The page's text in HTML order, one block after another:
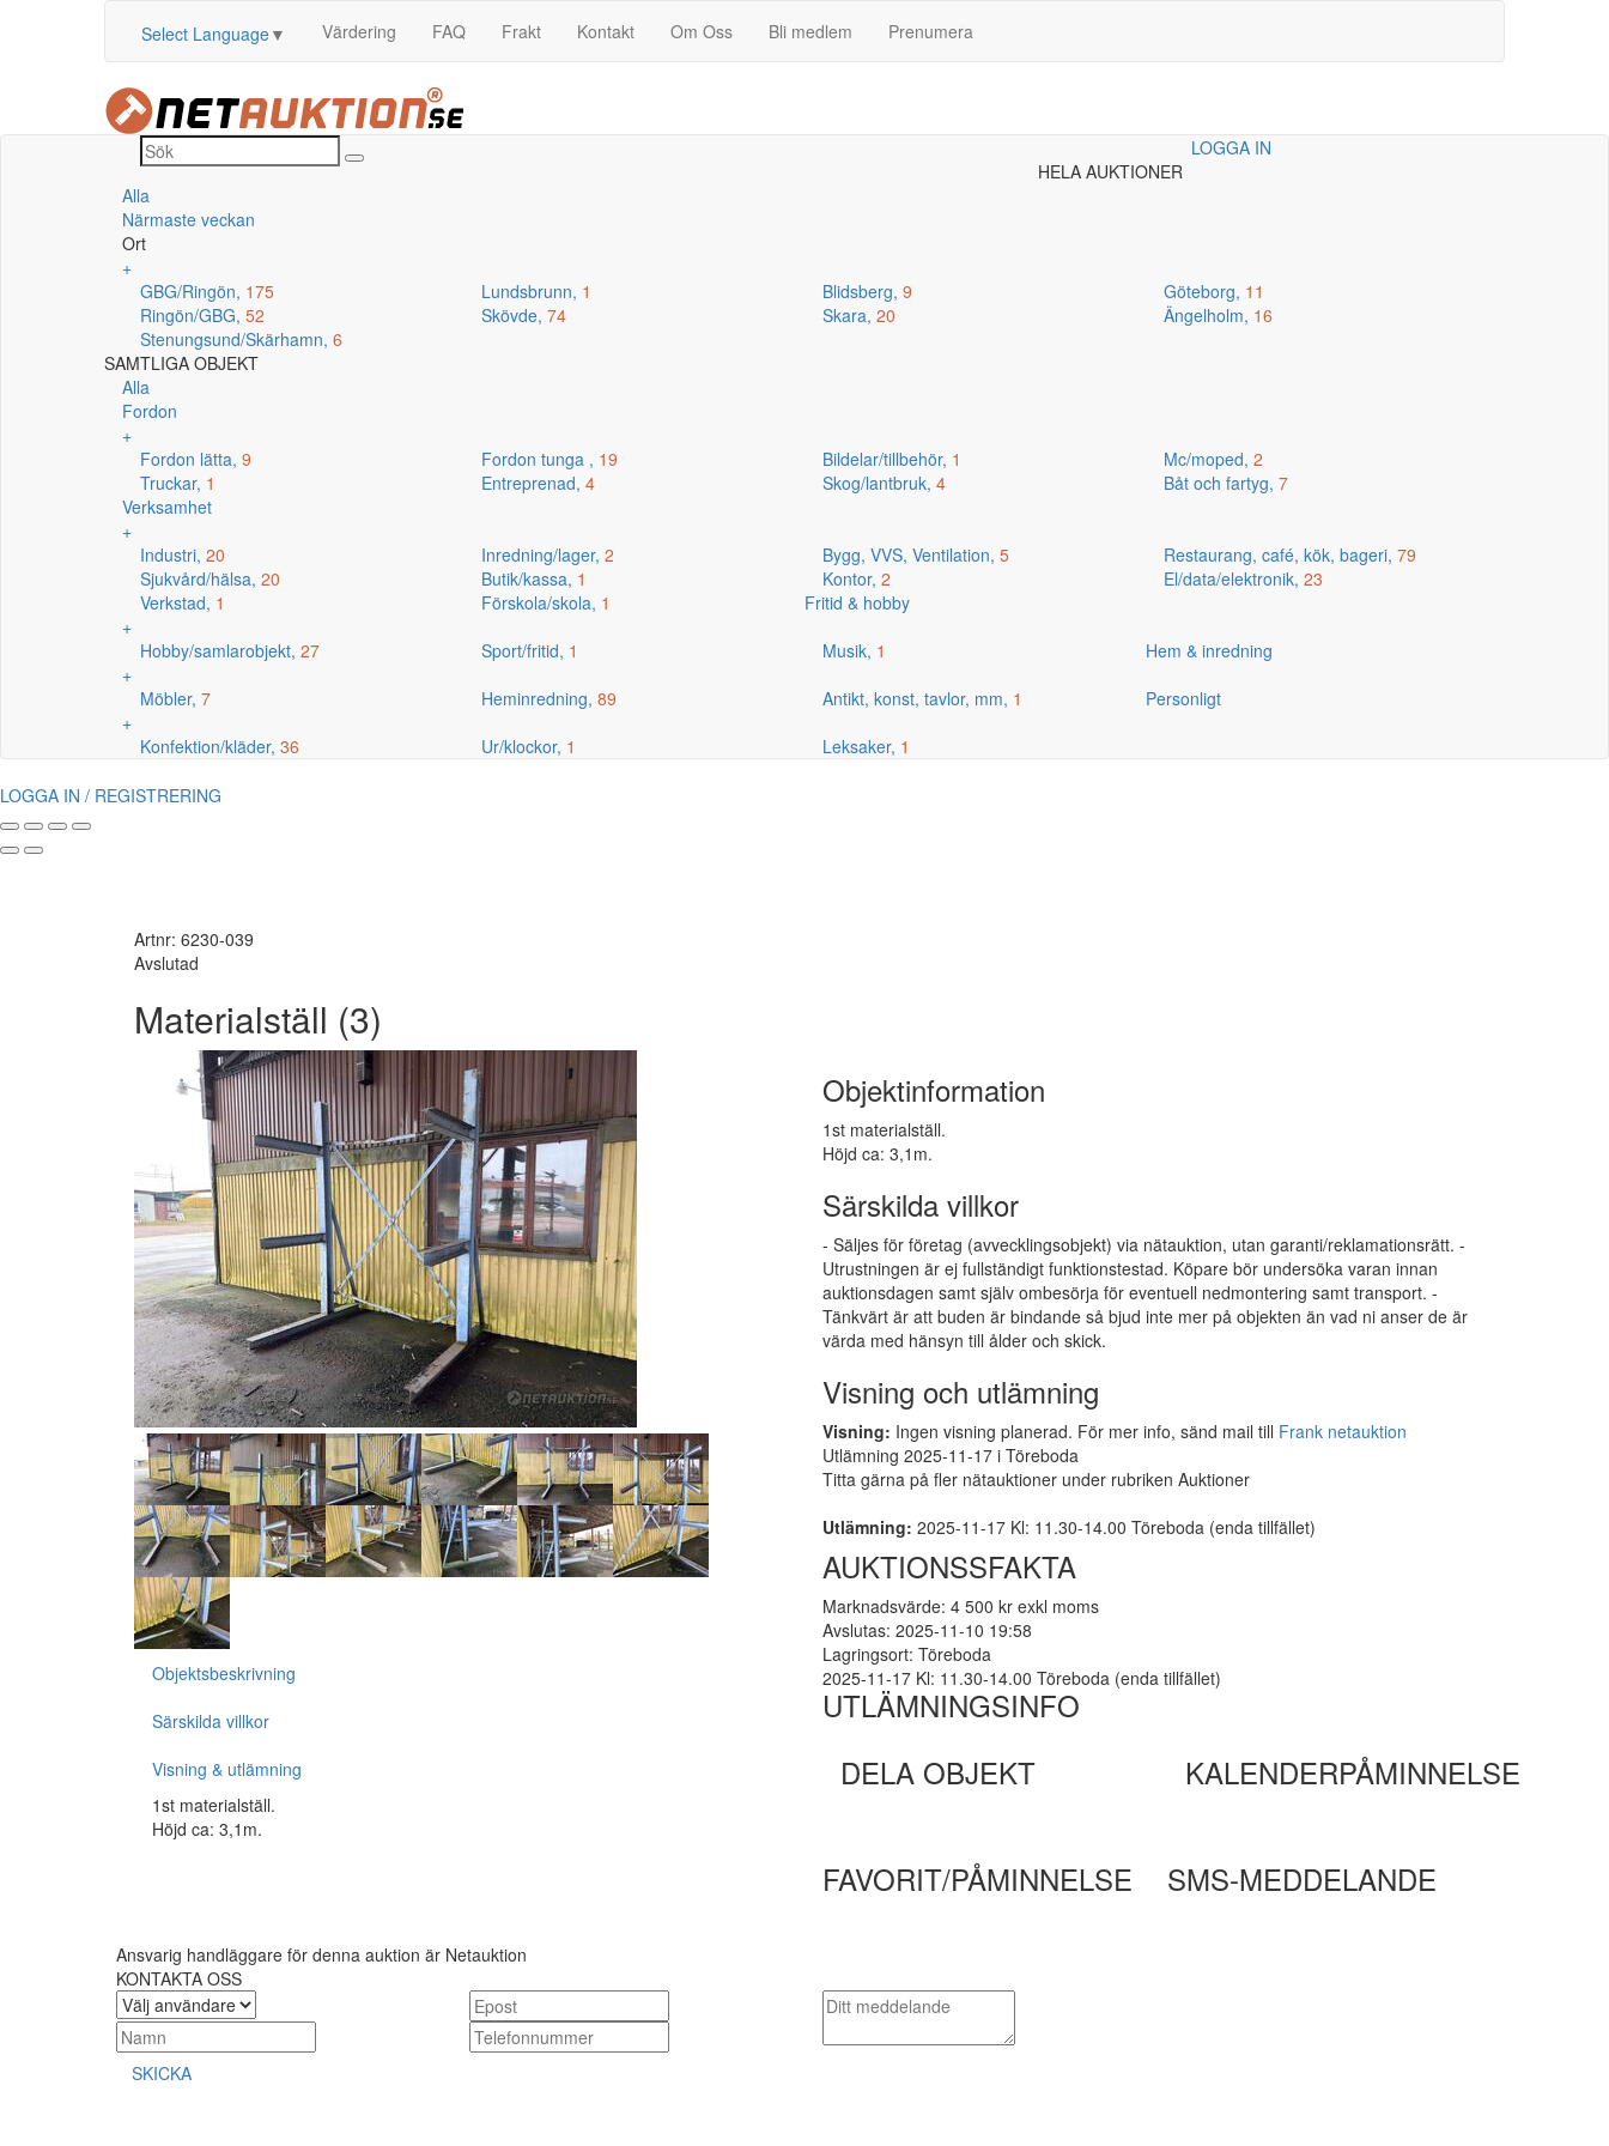
Select Language▼ Värdering FAQ Frakt Kontakt Om Oss Bli medlem Prenumera
LOGGA IN
HELA AUKTIONER
Alla
Närmaste veckan
Ort
+
GBG/Ringön, 175 Lundsbrunn, 1 Blidsberg, 9 Göteborg, 11
Ringön/GBG, 52 Skövde, 74 Skara, 20 Ängelholm, 16
Stenungsund/Skärhamn, 6
SAMTLIGA OBJEKT
Alla
Fordon
+
Fordon lätta, 9 Fordon tunga , 19 Bildelar/tillbehör, 1 Mc/moped, 2
Truckar, 1 Entreprenad, 4 Skog/lantbruk, 4 Båt och fartyg, 7
Verksamhet
+
Industri, 20 Inredning/lager, 2 Bygg, VVS, Ventilation, 5 Restaurang, café, kök, bageri, 79
Sjukvård/hälsa, 20 Butik/kassa, 1 Kontor, 2 El/data/elektronik, 23
Verkstad, 1 Förskola/skola, 1
Fritid & hobby
+
Hobby/samlarobjekt, 27 Sport/fritid, 1 Musik, 1
Hem & inredning
+
Möbler, 7 Heminredning, 89 Antikt, konst, tavlor, mm, 1
Personligt
+
Konfektion/kläder, 36 Ur/klockor, 1 Leksaker, 1
LOGGA IN / REGISTRERING
Artnr: 6230-039
Avslutad
Materialställ (3)
Objektsbeskrivning
Särskilda villkor
Visning & utlämning
1st materialställ.
Höjd ca: 3,1m.
Objektinformation
1st materialställ.
Höjd ca: 3,1m.
Särskilda villkor
- Säljes för företag (avvecklingsobjekt) via nätauktion, utan garanti/reklamationsrätt. -
Utrustningen är ej fullständigt funktionstestad. Köpare bör undersöka varan innan
auktionsdagen samt själv ombesörja för eventuell nedmontering samt transport. -
Tänkvärt är att buden är bindande så bjud inte mer på objekten än vad ni anser de är
värda med hänsyn till ålder och skick.
Visning och utlämning
Visning: Ingen visning planerad. För mer info, sänd mail till Frank netauktion
Utlämning 2025-11-17 i Töreboda
Titta gärna på fler nätauktioner under rubriken Auktioner
Utlämning: 2025-11-17 Kl: 11.30-14.00 Töreboda (enda tillfället)
AUKTIONSSFAKTA
Marknadsvärde: 4 500 kr exkl moms
Avslutas: 2025-11-10 19:58
Lagringsort: Töreboda
2025-11-17 Kl: 11.30-14.00 Töreboda (enda tillfället)
UTLÄMNINGSINFO
DELA OBJEKT
KALENDERPÅMINNELSE
FAVORIT/PÅMINNELSE SMS-MEDDELANDE
Ansvarig handläggare för denna auktion är Netauktion
KONTAKTA OSS
SKICKA